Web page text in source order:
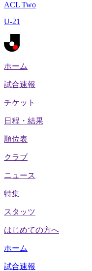
ACL Two
U-21
ホーム
試合速報
チケット
日程・結果
順位表
クラブ
ニュース
特集
スタッツ
はじめての方へ
ホーム
試合速報